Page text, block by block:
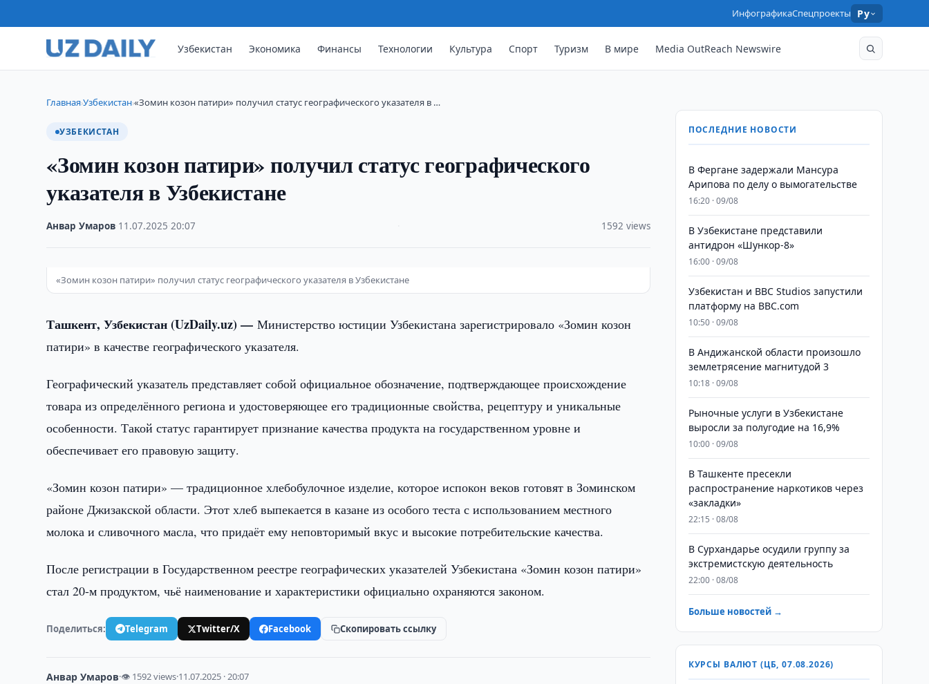
ИнфографикаСпецпроекты Ру
Узбекистан Экономика Финансы Технологии Культура Спорт Туризм В мире Media OutReach Newswire
Главная›Узбекистан›«Зомин козон патири» получил статус географического указателя в …
УЗБЕКИСТАН
«Зомин козон патири» получил статус географического
указателя в Узбекистане
Анвар Умаров 11.07.2025 ·20:07 1592 views
«Зомин козон патири» получил статус географического указателя в Узбекистане
Ташкент, Узбекистан (UzDaily.uz) —Министерство юстиции Узбекистана зарегистрировало «Зомин козон
патири» в качестве географического указателя.
Географический указатель представляет собой официальное обозначение, подтверждающее происхождение
товара из определённого региона и удостоверяющее его традиционные свойства, рецептуру и уникальные
особенности. Такой статус гарантирует признание качества продукта на государственном уровне и
обеспечивает его правовую защиту.
«Зомин козон патири» — традиционное хлебобулочное изделие, которое испокон веков готовят в Зоминском
районе Джизакской области. Этот хлеб выпекается в казане из особого теста с использованием местного
молока и сливочного масла, что придаёт ему неповторимый вкус и высокие потребительские качества.
После регистрации в Государственном реестре географических указателей Узбекистана «Зомин козон патири»
стал 20-м продуктом, чьё наименование и характеристики официально охраняются законом.
Поделиться: Telegram Twitter/X Facebook Скопировать ссылку
Анвар Умаров·👁 1592 views·11.07.2025 · 20:07
ПОСЛЕДНИЕ НОВОСТИ
В Фергане задержали Мансура
Арипова по делу о вымогательстве
16:20 · 09/08
В Узбекистане представили
антидрон «Шункор-8»
16:00 · 09/08
Узбекистан и BBC Studios запустили
платформу на BBC.com
10:50 · 09/08
В Андижанской области произошло
землетрясение магнитудой 3
10:18 · 09/08
Рыночные услуги в Узбекистане
выросли за полугодие на 16,9%
10:00 · 09/08
В Ташкенте пресекли
распространение наркотиков через
«закладки»
22:15 · 08/08
В Сурхандарье осудили группу за
экстремистскую деятельность
22:00 · 08/08
Больше новостей →
КУРСЫ ВАЛЮТ (ЦБ, 07.08.2026)